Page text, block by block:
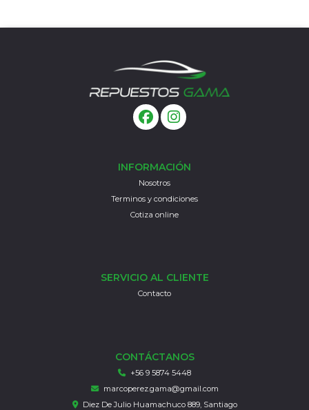
INFORMACIÓN
Nosotros
Terminos y condiciones
Cotiza online
SERVICIO AL CLIENTE
Contacto
CONTÁCTANOS
+56 9 5874 5448
marcoperez.gama@gmail.com
Diez De Julio Huamachuco 889, Santiago